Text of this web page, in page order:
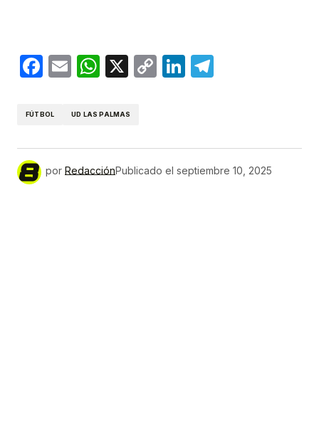
Facebook
EmailWhatsApp
X
CopyLinkedIn
FÚTBOL UD LAS PALMAS
por RedacciónPublicado el septiembre 10, 2025